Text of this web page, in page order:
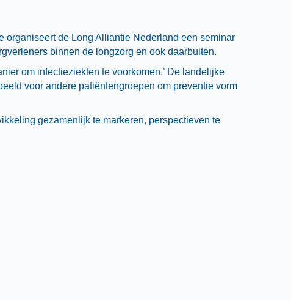
organiseert de Long Alliantie Nederland een seminar
binnen de longzorg en ook daarbuiten.
om infectieziekten te voorkomen.’ De landelijke
voor andere patiëntengroepen om preventie vorm
gezamenlijk te markeren, perspectieven te